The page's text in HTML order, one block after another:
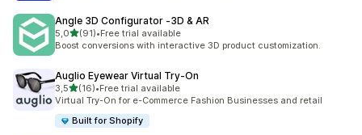
Angle 3D Configurator ‑3D & AR
5,05 yıldız üzerinden
(91)
toplam 91 değerlendirme
•Free trial available
Boost conversions with interactive 3D product customization.
Auglio Eyewear Virtual Try‑On
3,55 yıldız üzerinden
(16)
toplam 16 değerlendirme
•Free trial available
Virtual Try-On for e-Commerce Fashion Businesses and retail
Built for Shopify